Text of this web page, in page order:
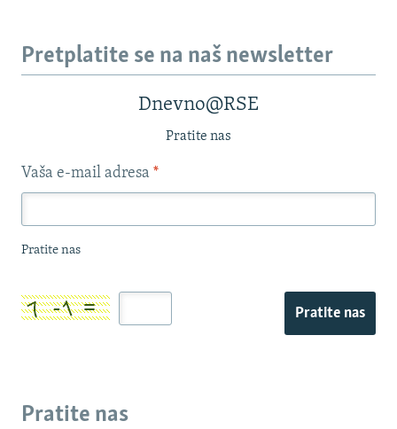
Pretplatite se na naš newsletter
Dnevno@RSE
Pratite nas
Vaša e-mail adresa *
Pratite nas
Pratite nas
Pratite nas